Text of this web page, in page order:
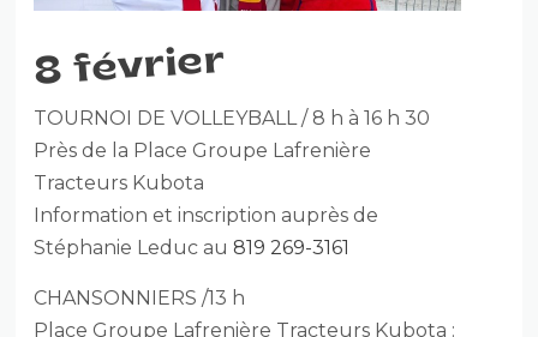
8 février
TOURNOI DE VOLLEYBALL / 8 h à 16 h 30
Près de la Place Groupe Lafrenière
Tracteurs Kubota
Information et inscription auprès de
Stéphanie Leduc au819 269-3161
CHANSONNIERS /13 h
Place Groupe Lafrenière Tracteurs Kubota :